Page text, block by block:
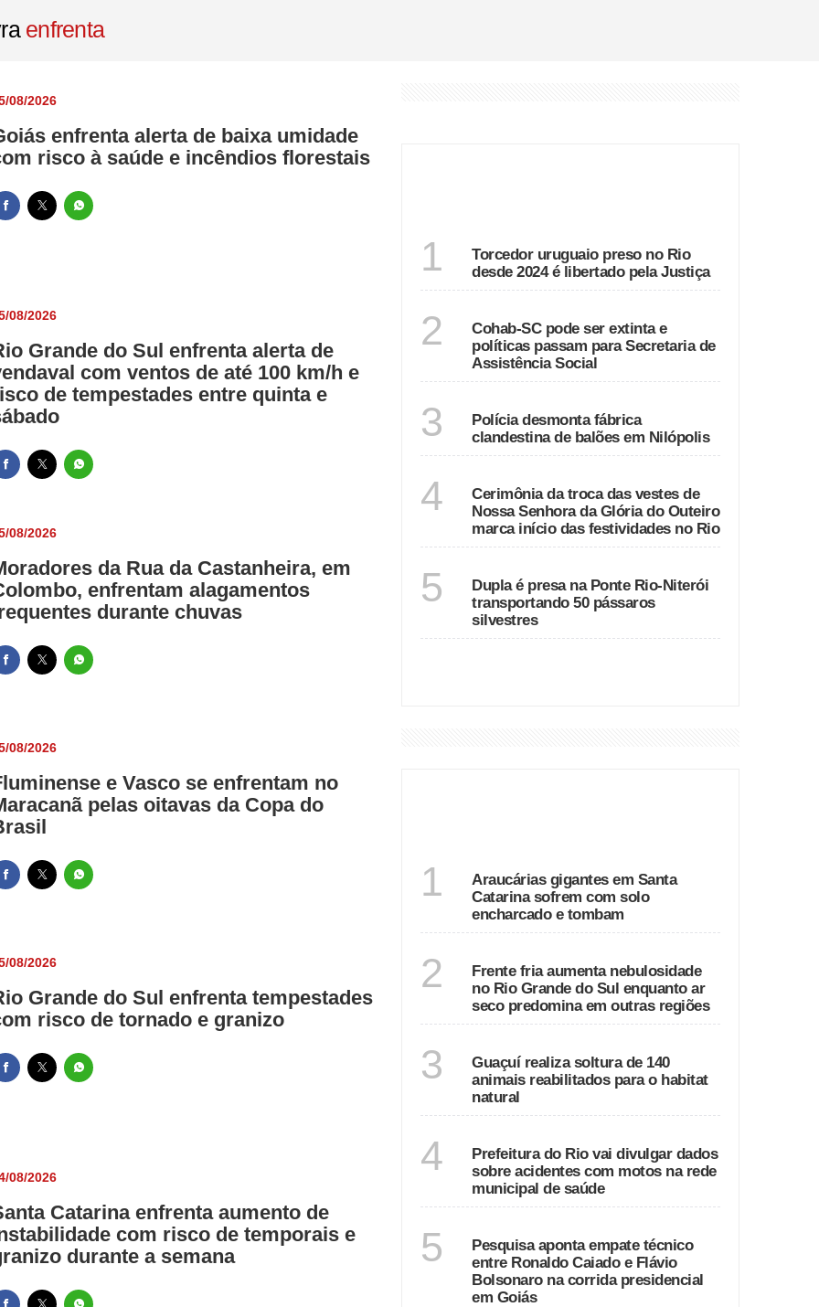
às quartas da Copa do Brasil
e políticas passam para Secretaria de Assistência Social
clandestina de balões em Nilópolis
enfrenta
08/2026
enfrenta alerta de baixa umidade
risco à saúde e incêndios florestais
08/2026
Grande do Sul enfrenta alerta de
com ventos de até 100 km/h e
de tempestades entre quinta e
08/2026
da Rua da Castanheira, em
enfrentam alagamentos
durante chuvas
08/2026
e Vasco se enfrentam no
pelas oitavas da Copa do
08/2026
Grande do Sul enfrenta tempestades
risco de tornado e granizo
08/2026
Catarina enfrenta aumento de
com risco de temporais e
durante a semana
1
Torcedor uruguaio preso no Rio
desde 2024 é libertado pela Justiça
2
Cohab-SC pode ser extinta e
políticas passam para Secretaria de
Assistência Social
3
Polícia desmonta fábrica
clandestina de balões em Nilópolis
4
Cerimônia da troca das vestes de
Nossa Senhora da Glória do Outeiro
marca início das festividades no Rio
5
Dupla é presa na Ponte Rio-Niterói
transportando 50 pássaros
silvestres
1
Araucárias gigantes em Santa
Catarina sofrem com solo
encharcado e tombam
2
Frente fria aumenta nebulosidade
no Rio Grande do Sul enquanto ar
seco predomina em outras regiões
3
Guaçuí realiza soltura de 140
animais reabilitados para o habitat
natural
4
Prefeitura do Rio vai divulgar dados
sobre acidentes com motos na rede
municipal de saúde
5
Pesquisa aponta empate técnico
entre Ronaldo Caiado e Flávio
Bolsonaro na corrida presidencial
em Goiás